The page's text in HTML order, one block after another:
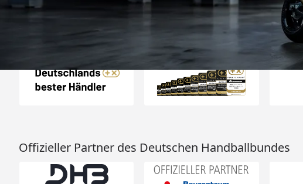
Beschreibung und schützt
hervorragend. Absolute
Empfehlung!“
Auszeichnungen
Offizieller Partner des Deutschen Handballbundes